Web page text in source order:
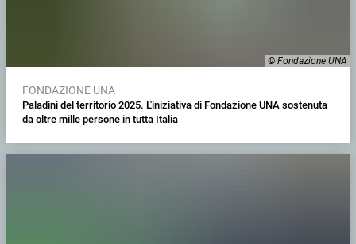
© Fondazione UNA
FONDAZIONE UNA
Paladini del territorio 2025. L'iniziativa di Fondazione UNA sostenuta
da oltre mille persone in tutta Italia